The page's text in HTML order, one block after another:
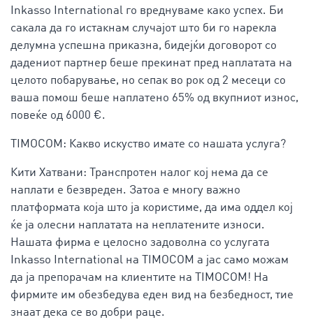
Inkasso International го вреднуваме како успех. Би
сакала да го истакнам случајот што би го нарекла
делумна успешна приказна, бидејќи договорот со
дадениот партнер беше прекинат пред наплатата на
целото побарување, но сепак во рок од 2 месеци со
ваша помош беше наплатено 65% од вкупниот износ,
повеќе од 6000 €.
TIMOCOM: Какво искуство имате со нашата услуга?
Кити Хатвани: Транспротен налог кој нема да се
наплати е безвреден. Затоа е многу важно
платформата која што ја користиме, да има оддел кој
ќе ја олесни наплатата на неплатените износи.
Нашата фирма е целосно задоволна со услугата
Inkasso International на TIMOCOM а јас само можам
да ја препорачам на клиентите на TIMOCOM! На
фирмите им обезбедува еден вид на безбедност, тие
знаат дека се во добри раце.